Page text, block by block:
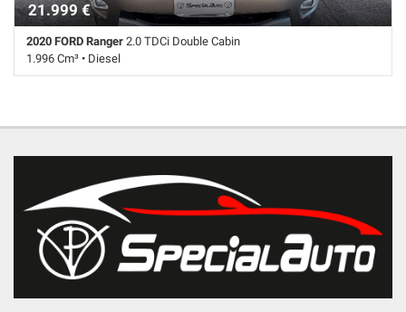
21.999 €
2020 FORD Ranger 2.0 TDCi Double Cabin
1.996 Cm³ • Diesel
Antifurto • Antifurto • Cerchi in lega • Chiusura centralizzata •
Fendinebbia • Frenata d'emergenza assistita • Interni in pelle •
Riconoscimento dei segnali stradali • Sensore di luce • Sensore di
pioggia • Sensori di parcheggio posteriori • Servosterzo • Navigatore
satellitare • Specchietti laterali elettrici • Telecamera per parcheggio
assistito